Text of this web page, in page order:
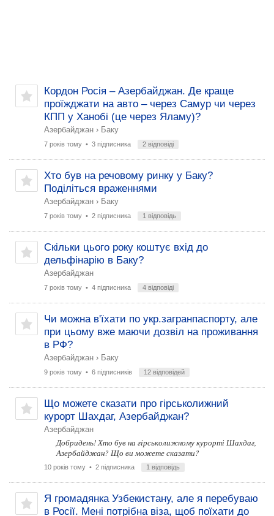
Кордон Росія – Азербайджан. Де краще
проїжджати на авто – через Самур чи через
КПП у Ханобі (це через Яламу)?
Азербайджан › Баку
7 років тому • 3 підписника 2 відповіді
Хто був на речовому ринку у Баку?
Поділіться враженнями
Азербайджан › Баку
7 років тому • 2 підписника 1 відповідь
Скільки цього року коштує вхід до
дельфінарію в Баку?
Азербайджан
7 років тому • 4 підписника 4 відповіді
Чи можна в'їхати по укр.загранпаспорту, але
при цьому вже маючи дозвіл на проживання
в РФ?
Азербайджан › Баку
9 років тому • 6 підписників 12 відповідей
Що можете сказати про гірськолижний
курорт Шахдаг, Азербайджан?
Азербайджан
Добридень! Хто був на гірськолижному курорті Шахдаг,
Азербайджан? Що ви можете сказати?
10 років тому • 2 підписника 1 відповідь
Я громадянка Узбекистану, але я перебуваю
в Росії. Мені потрібна віза, щоб поїхати до